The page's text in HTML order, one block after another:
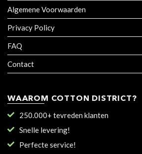
Algemene Voorwaarden
Privacy Policy
FAQ
Contact
WAAROM COTTON DISTRICT?
250.000+ tevreden klanten
Snelle levering!
Perfecte service!